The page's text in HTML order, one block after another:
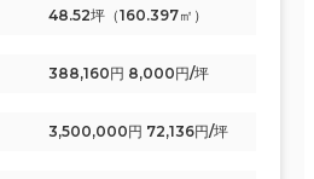
48.52坪（160.397㎡）
388,160円 8,000円/坪
3,500,000円 72,136円/坪